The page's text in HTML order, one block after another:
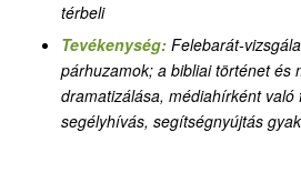
térbeli
Tevékenység: Felebarát-
párhuzamok;a bibliai történet és
dramatizálása, médiahírként való
segélyhívás, segítségnyújtás